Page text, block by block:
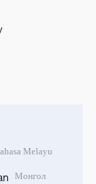
Melayu
Монгол